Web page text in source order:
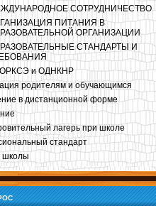
СОТРУДНИЧЕСТВО
ПИТАНИЯ В
ОРГАНИЗАЦИИ
СТАНДАРТЫ И
ОРКСЭ и ОДНКНР
родителям и обучающимся
в дистанционной форме
лагерь при школе
стандарт
школы